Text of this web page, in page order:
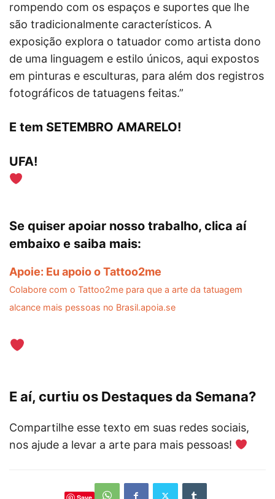
rompendo com os espaços e suportes que lhe
são tradicionalmente característicos. A
exposição explora o tatuador como artista dono
de uma linguagem e estilo únicos, aqui expostos
em pinturas e esculturas, para além dos registros
fotográficos de tatuagens feitas.”
E tem SETEMBRO AMARELO!
UFA!
Se quiser apoiar nosso trabalho, clica aí
embaixo e saiba mais:
Apoie: Eu apoio o Tattoo2me
Colabore com o Tattoo2me para que a arte da tatuagem
alcance mais pessoas no Brasil.apoia.se
E aí, curtiu os Destaques da Semana?
Compartilhe esse texto em suas redes sociais,
nos ajude a levar a arte para mais pessoas!